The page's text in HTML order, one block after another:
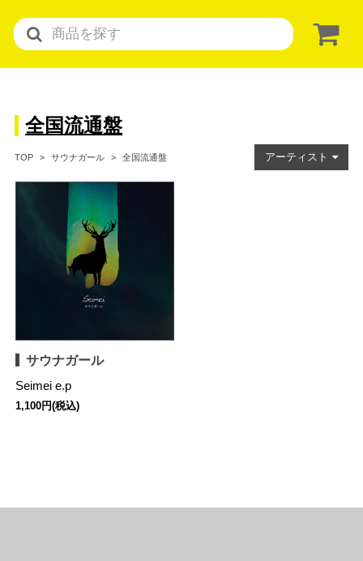
全国流通盤
TOP サウナガール 全国流通盤 アーティスト
サウナガール
Seimei e.p
1,100円(税込)